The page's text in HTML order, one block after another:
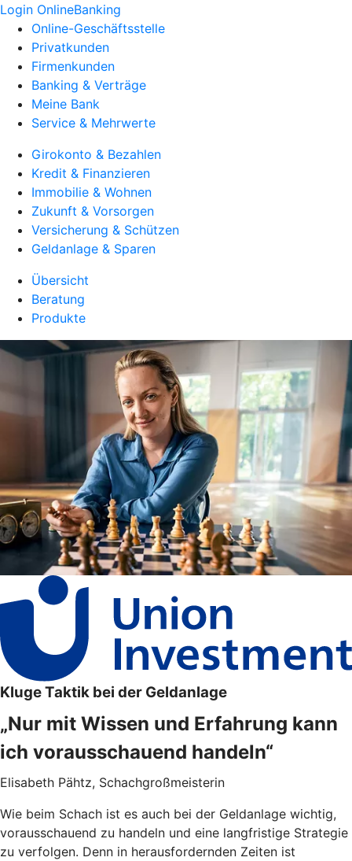
Login OnlineBanking
Online-Geschäftsstelle
Privatkunden
Firmenkunden
Banking & Verträge
Meine Bank
Service & Mehrwerte
Girokonto & Bezahlen
Kredit & Finanzieren
Immobilie & Wohnen
Zukunft & Vorsorgen
Versicherung & Schützen
Geldanlage & Sparen
Übersicht
Beratung
Produkte
Kluge Taktik bei der Geldanlage
„Nur mit Wissen und Erfahrung kann
ich vorausschauend handeln“
Elisabeth Pähtz, Schachgroßmeisterin
Wie beim Schach ist es auch bei der Geldanlage wichtig,
vorausschauend zu handeln und eine langfristige Strategie
zu verfolgen. Denn in herausfordernden Zeiten ist